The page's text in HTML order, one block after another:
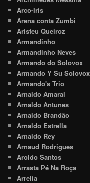
Arco-Iris
Arena conta Zumbi
Aristeu Queiroz
Armandinho
Armandinho Neves
Armando do Solovox
Armando Y Su Solovox
Armando's Trio
Arnaldo Amaral
Arnaldo Antunes
Arnaldo Brandão
Arnaldo Estrella
Arnaldo Rey
Arnaud Rodrigues
Aroldo Santos
Arrasta Pé Na Roça
Arrelia